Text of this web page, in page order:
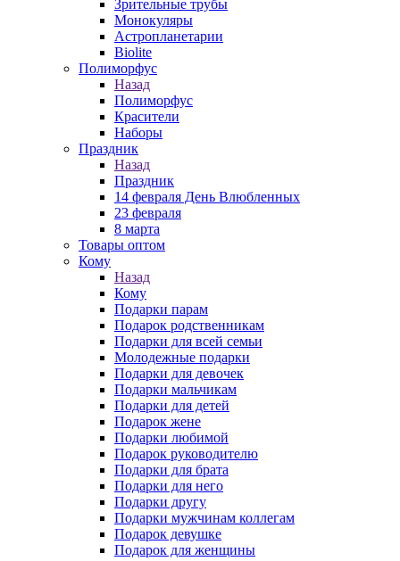
Зрительные трубы
Монокуляры
Астропланетарии
Biolite
Полиморфус
Назад
Полиморфус
Красители
Наборы
Праздник
Назад
Праздник
14 февраля День Влюбленных
23 февраля
8 марта
Товары оптом
Кому
Назад
Кому
Подарки парам
Подарок родственникам
Подарки для всей семьи
Молодежные подарки
Подарки для девочек
Подарки мальчикам
Подарки для детей
Подарок жене
Подарки любимой
Подарок руководителю
Подарки для брата
Подарки для него
Подарки другу
Подарки мужчинам коллегам
Подарок девушке
Подарок для женщины